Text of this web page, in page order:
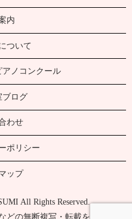
内
ついて
アノコンクール
ブログ
わせ
ポリシー
ップ
All Rights Reserved.
どの無断複写・転載を禁じま